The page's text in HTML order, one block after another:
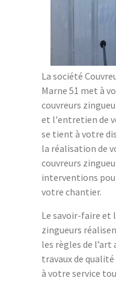
La société
Marne 51 met à
couvreurs
et l'entretien de
se tient à votre
la réalisation de
couvreurs
interventions
votre chantier.
Le savoir-faire et
zingueurs
les règles de l’art
travaux de
à votre service